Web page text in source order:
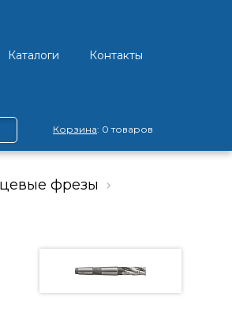
Каталоги Контакты
Корзина: 0 товаров
фрезы